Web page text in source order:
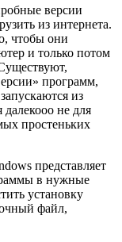
версии
из интернета.
чтобы они
и только потом
программ,
из
не для
простеньких
представляет
в нужные
установку
файл,